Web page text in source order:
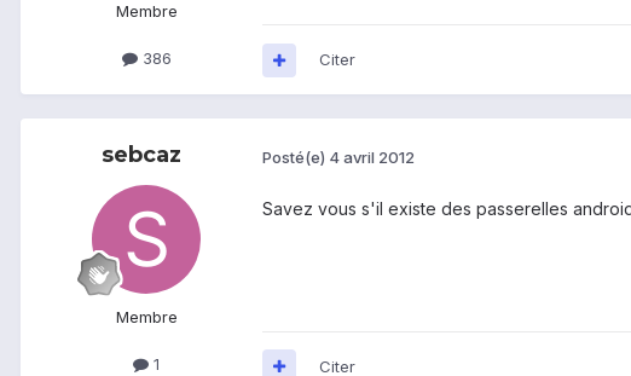
Membre
386 Citer
sebcaz
Membre
1
Posté(e) 4 avril 2012
Savez vous s'il existe des passerelles
Citer